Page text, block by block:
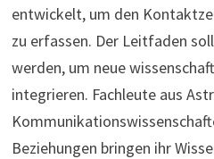
entwickelt, um den
zu erfassen. Der Leitfaden
werden, um neue
integrieren. Fachleute aus
Beziehungen bringen ihr